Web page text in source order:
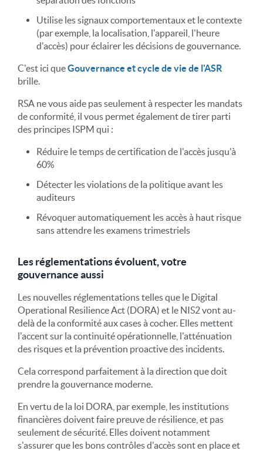
Utilise les signaux comportementaux et le contexte
(par exemple, la localisation, l'appareil, l'heure
d'accès) pour éclairer les décisions de gouvernance.
C'est ici queGouvernance et cycle de vie de l'ASR
brille.
RSA ne vous aide pas seulement à respecter les mandats
de conformité, il vous permet également de tirer parti
des principes ISPM qui :
Réduire le temps de certification de l'accès jusqu'à
60%
Détecter les violations de la politique avant les
auditeurs
Révoquer automatiquement les accès à haut risque
sans attendre les examens trimestriels
Les réglementations évoluent, votre
gouvernance aussi
Les nouvelles réglementations telles que le Digital
Operational Resilience Act (DORA) et le NIS2 vont au-
delà de la conformité aux cases à cocher. Elles mettent
l'accent sur la continuité opérationnelle, l'atténuation
des risques et la prévention proactive des incidents.
Cela correspond parfaitement à la direction que doit
prendre la gouvernance moderne.
En vertu de la loi DORA, par exemple, les institutions
financières doivent faire preuve de résilience, et pas
seulement de sécurité. Elles doivent notamment
s'assurer que les bons contrôles d'accès sont en place et